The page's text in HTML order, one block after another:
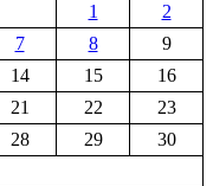
1
2
7 8
9
14 15
16
21 22
23
28 29
30